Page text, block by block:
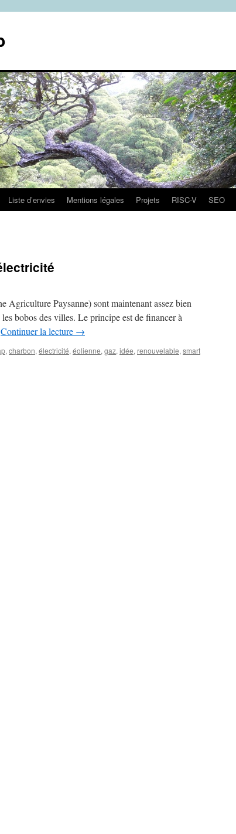
Liste d’envies Mentions légales Projets RISC-V SEO
Paysanne) sont maintenant assez bien
bobos des villes. Le principe est de financer à
Continuer la lecture →
, charbon, électricité, éolienne, gaz, idée, renouvelable, smart